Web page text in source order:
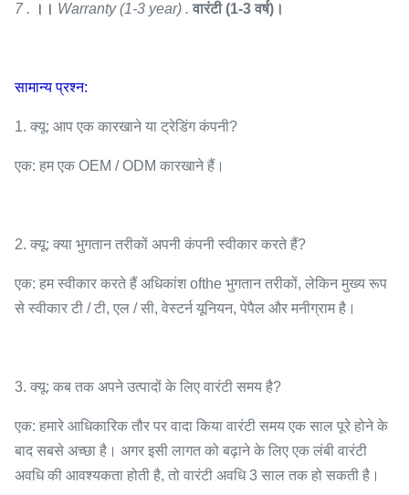
7 .
।। Warranty (1-3 year) . वारंटी (1-3 वर्ष)।
सामान्य प्रश्न:
1. क्यू: आप एक कारखाने या ट्रेडिंग कंपनी?
एक: हम एक OEM / ODM कारखाने हैं।
2. क्यू: क्या भुगतान तरीकों अपनी कंपनी स्वीकार करते हैं?
एक: हम स्वीकार करते हैं अधिकांश ofthe भुगतान तरीकों, लेकिन मुख्य रूप
से स्वीकार टी / टी, एल / सी, वेस्टर्न यूनियन, पेपैल और मनीग्राम है।
3. क्यू: कब तक अपने उत्पादों के लिए वारंटी समय है?
एक: हमारे आधिकारिक तौर पर वादा किया वारंटी समय एक साल पूरे होने के
बाद सबसे अच्छा है। अगर इसी लागत को बढ़ाने के लिए एक लंबी वारंटी
अवधि की आवश्यकता होती है, तो वारंटी अवधि 3 साल तक हो सकती है।